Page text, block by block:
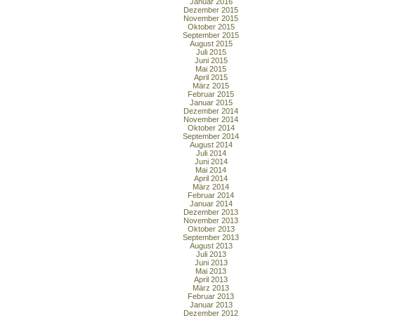
Dezember 2015
November 2015
Oktober 2015
September 2015
August 2015
Juli 2015
Juni 2015
Mai 2015
April 2015
März 2015
Februar 2015
Januar 2015
Dezember 2014
November 2014
Oktober 2014
September 2014
August 2014
Juli 2014
Juni 2014
Mai 2014
April 2014
März 2014
Februar 2014
Januar 2014
Dezember 2013
November 2013
Oktober 2013
September 2013
August 2013
Juli 2013
Juni 2013
Mai 2013
April 2013
März 2013
Februar 2013
Januar 2013
Dezember 2012